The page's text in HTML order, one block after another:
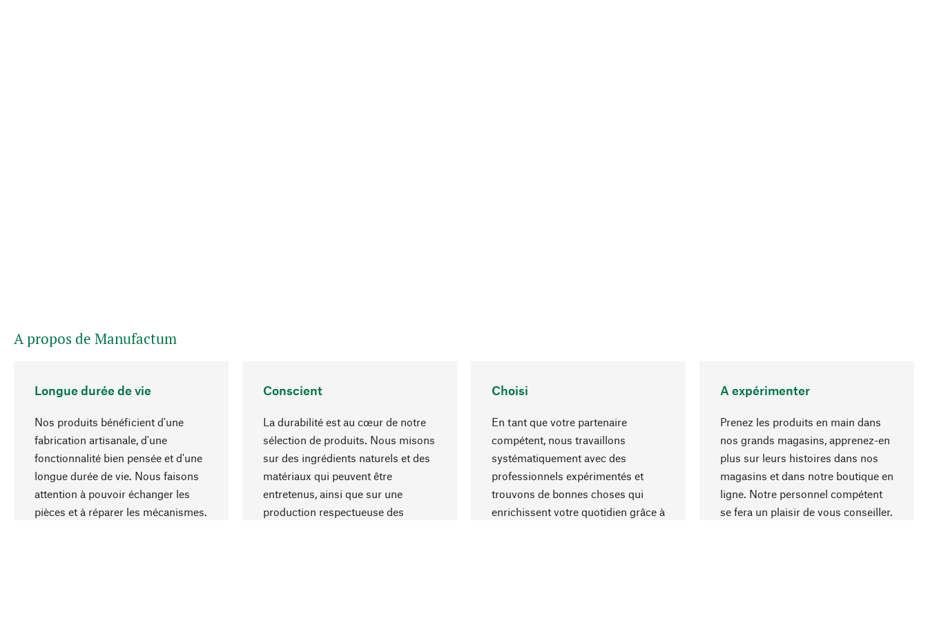
A propos de Manufactum
Longue durée de vie
Nos produits bénéficient d'une
fabrication artisanale, d'une
fonctionnalité bien pensée et d'une
longue durée de vie. Nous faisons
attention à pouvoir échanger les
pièces et à réparer les mécanismes.
Conscient
La durabilité est au cœur de notre
sélection de produits. Nous misons
sur des ingrédients naturels et des
matériaux qui peuvent être
entretenus, ainsi que sur une
production respectueuse des
Choisi
En tant que votre partenaire
compétent, nous travaillons
systématiquement avec des
professionnels expérimentés et
trouvons de bonnes choses qui
enrichissent votre quotidien grâce à
A expérimenter
Prenez les produits en main dans
nos grands magasins, apprenez-en
plus sur leurs histoires dans nos
magasins et dans notre boutique en
ligne. Notre personnel compétent
se fera un plaisir de vous conseiller.